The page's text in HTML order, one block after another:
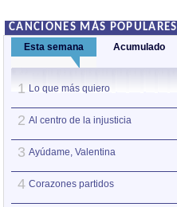
CANCIONES MÁS POPULARES
Esta semana Acumulado
1 Lo que más quiero
2 Al centro de la injusticia
3 Ayúdame, Valentina
4 Corazones partidos